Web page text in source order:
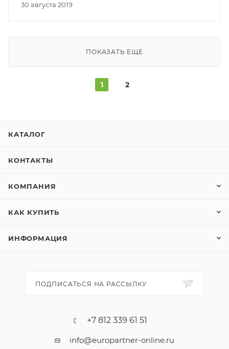
30 августа 2019
ПОКАЗАТЬ ЕЩЕ
1 2
КАТАЛОГ
КОНТАКТЫ
КОМПАНИЯ
КАК КУПИТЬ
ИНФОРМАЦИЯ
ПОДПИСАТЬСЯ НА РАССЫЛКУ
+7 812 339 61 51
info@europartner-online.ru